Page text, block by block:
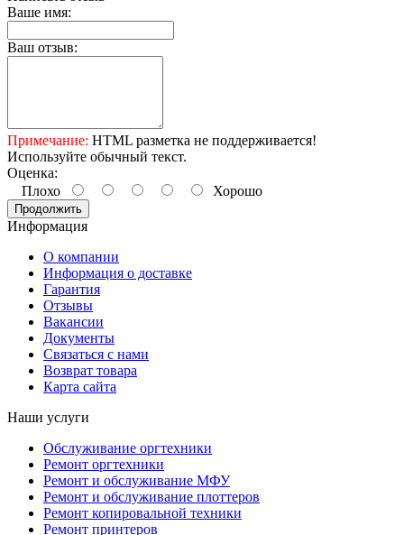
Ваше имя:
Ваш отзыв:
Примечание: HTML разметка не поддерживается!
Используйте обычный текст.
Оценка:
Плохо
Хорошо
Продолжить
Информация
О компании
Информация о доставке
Гарантия
Отзывы
Вакансии
Документы
Связаться с нами
Возврат товара
Карта сайта
Наши услуги
Обслуживание оргтехники
Ремонт оргтехники
Ремонт и обслуживание МФУ
Ремонт и обслуживание плоттеров
Ремонт копировальной техники
Ремонт принтеров